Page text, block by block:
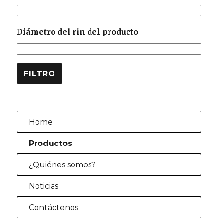
Diámetro del rin del producto
FILTRO
Home
Productos
¿Quiénes somos?
Noticias
Contáctenos